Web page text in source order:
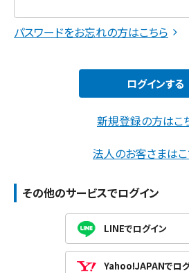
パスワードをお忘れの方はこちら
ログインする
新規登録の方はこ
法人のお客さまはこ
その他のサービスでログイン
LINEでログイン
Yahoo!JAPANでロ